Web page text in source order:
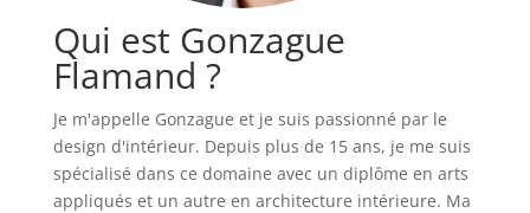
Qui est Gonzague
Flamand ?
Je m'appelle Gonzague et je suis passionné par le
design d'intérieur. Depuis plus de 15 ans, je me suis
spécialisé dans ce domaine avec un diplôme en arts
appliqués et un autre en architecture intérieure. Ma